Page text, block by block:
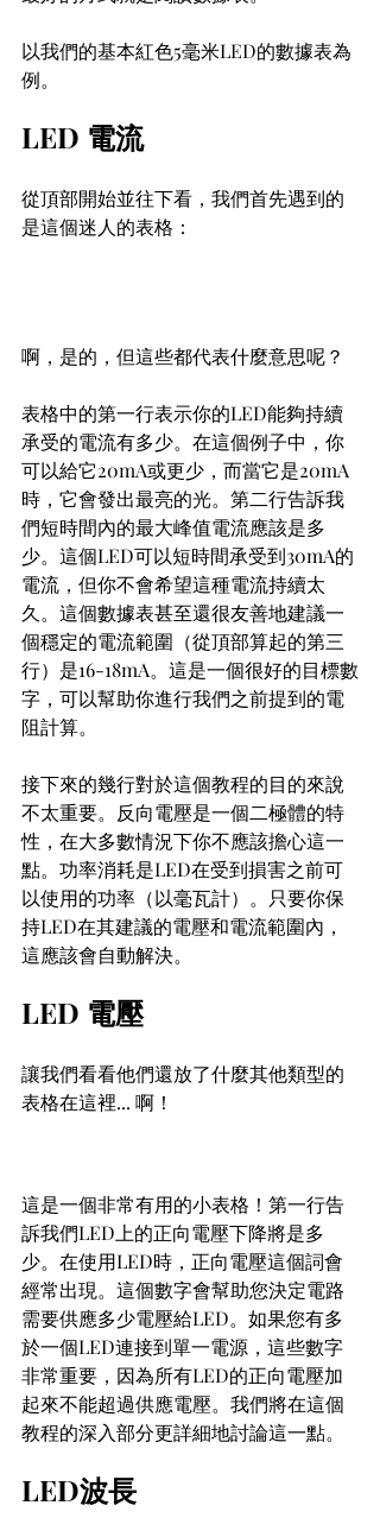
以我們的基本紅色5毫米LED的數據表為
例。
LED 電流
從頂部開始並往下看，我們首先遇到的
是這個迷人的表格：
啊，是的，但這些都代表什麼意思呢？
表格中的第一行表示你的LED能夠持續
承受的電流有多少。在這個例子中，你
可以給它20mA或更少，而當它是20mA
時，它會發出最亮的光。第二行告訴我
們短時間內的最大峰值電流應該是多
少。這個LED可以短時間承受到30mA的
電流，但你不會希望這種電流持續太
久。這個數據表甚至還很友善地建議一
個穩定的電流範圍（從頂部算起的第三
行）是16-18mA。這是一個很好的目標數
字，可以幫助你進行我們之前提到的電
阻計算。
接下來的幾行對於這個教程的目的來說
不太重要。反向電壓是一個二極體的特
性，在大多數情況下你不應該擔心這一
點。功率消耗是LED在受到損害之前可
以使用的功率（以毫瓦計）。只要你保
持LED在其建議的電壓和電流範圍內，
這應該會自動解決。
LED 電壓
讓我們看看他們還放了什麼其他類型的
表格在這裡... 啊！
這是一個非常有用的小表格！第一行告
訴我們LED上的正向電壓下降將是多
少。在使用LED時，正向電壓這個詞會
經常出現。這個數字會幫助您決定電路
需要供應多少電壓給LED。如果您有多
於一個LED連接到單一電源，這些數字
非常重要，因為所有LED的正向電壓加
起來不能超過供應電壓。我們將在這個
教程的深入部分更詳細地討論這一點。
LED波長